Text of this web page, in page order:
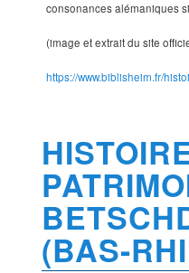
consonances alémaniques
(image et extrait du site
https://www.biblisheim.fr/
(BAS-